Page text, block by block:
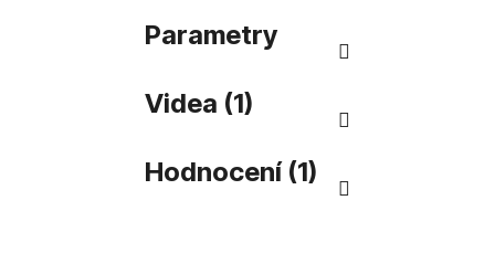
Parametry
Videa (1)
Hodnocení (1)